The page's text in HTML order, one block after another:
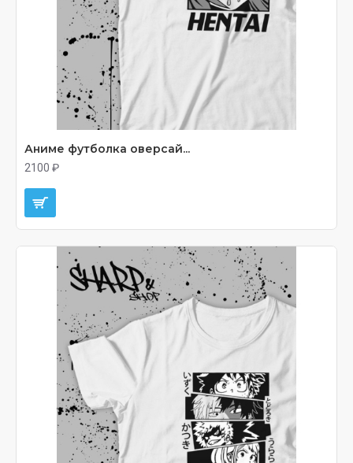
Аниме футболка оверсай...
2100 ₽